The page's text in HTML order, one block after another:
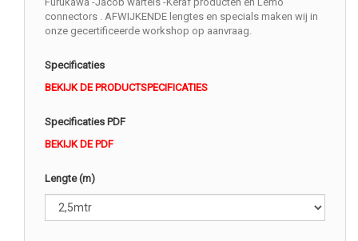
connectors . AFWIJKENDE lengtes en specials maken wij in
onze gecertificeerde workshop op aanvraag.
Specificaties
BEKIJK DE PRODUCTSPECIFICATIES
Specificaties PDF
BEKIJK DE PDF
Lengte (m)